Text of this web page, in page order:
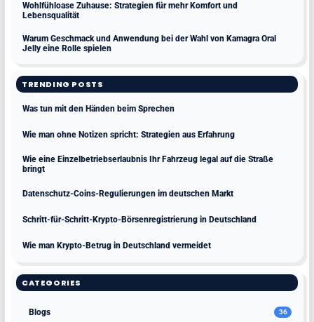
Wohlfühloase Zuhause: Strategien für mehr Komfort und
Lebensqualität
Warum Geschmack und Anwendung bei der Wahl von Kamagra Oral
Jelly eine Rolle spielen
TRENDING POSTS
Was tun mit den Händen beim Sprechen
Wie man ohne Notizen spricht: Strategien aus Erfahrung
Wie eine Einzelbetriebserlaubnis Ihr Fahrzeug legal auf die Straße
bringt
Datenschutz-Coins-Regulierungen im deutschen Markt
Schritt-für-Schritt-Krypto-Börsenregistrierung in Deutschland
Wie man Krypto-Betrug in Deutschland vermeidet
CATEGORIES
Blogs 36